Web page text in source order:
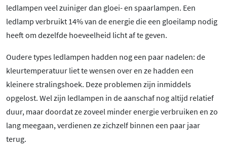
ledlampen veel zuiniger dan gloei- en spaarlampen. Een
ledlamp verbruikt 14% van de energie die een gloeilamp nodig
heeft om dezelfde hoeveelheid licht af te geven.
Oudere types ledlampen hadden nog een paar nadelen: de
kleurtemperatuur liet te wensen over en ze hadden een
kleinere stralingshoek. Deze problemen zijn inmiddels
opgelost. Wel zijn ledlampen in de aanschaf nog altijd relatief
duur, maar doordat ze zoveel minder energie verbruiken en zo
lang meegaan, verdienen ze zichzelf binnen een paar jaar
terug.